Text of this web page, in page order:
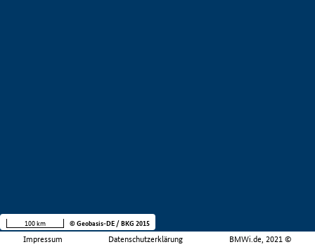
Impressum Datenschutzerklärung BMWi.de, 2021 ©
100 km © Geobasis-DE / BKG 2015